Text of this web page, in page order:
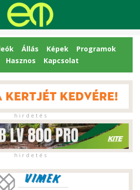
Állás Képek
Programok
Hasznos Kapcsolat
h i r d e t é s
h i r d e t é s